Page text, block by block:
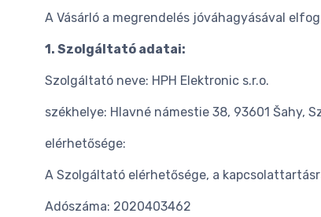
A Vásárló a megrendelés jóváhagyásával
1. Szolgáltató adatai:
Szolgáltató neve: HPH Elektronic s.r.o.
székhelye: Hlavné námestie 38, 93601 Šahy,
elérhetősége:
A Szolgáltató elérhetősége, a
Adószáma: 2020403462